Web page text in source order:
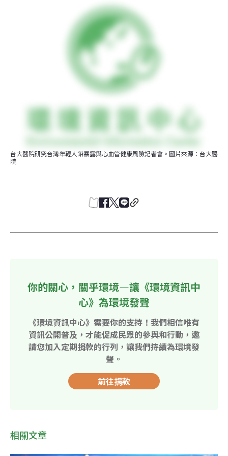
台大醫院研究台灣年輕人鉛暴露與心血管健康風險記者會。圖片來源：台大醫
院
你的關心，關乎環境—讓《環境資訊中
心》為環境發聲
《環境資訊中心》需要你的支持！我們相信唯有
資訊公開普及，才能促成民眾的參與和行動，邀
請您加入定期捐款的行列，讓我們持續為環境發
聲。
前往捐款
相關文章